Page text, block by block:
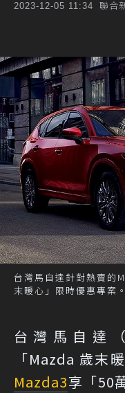
2023-12-05 11:34 聯合
台灣馬自達針對熱賣的
末暖心」限時優惠專案
台灣馬自達
「Mazda 歲末
Mazda3享「50